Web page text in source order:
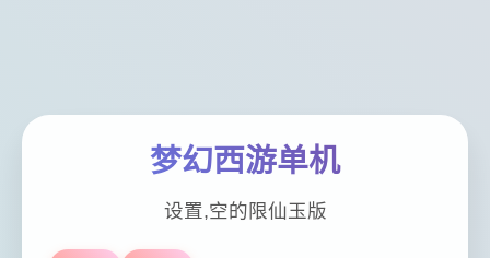
梦幻西游单机
设置,空的限仙玉版